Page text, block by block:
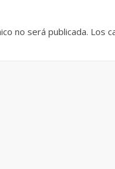
no será publicada. Los